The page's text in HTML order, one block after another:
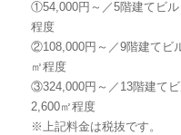
①54,000円～／5階建てビ
程度
②108,000円～／9階建てビ
㎡程度
③324,000円～／13階建て
2,600㎡程度
※上記料金は税抜です。